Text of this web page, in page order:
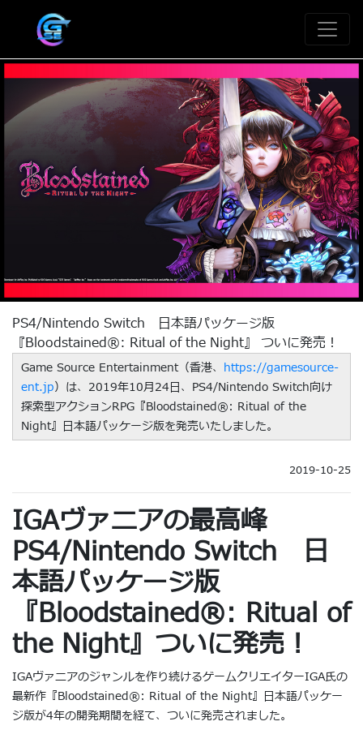
PS4/Nintendo Switch 日本語パッケージ版
『Bloodstained®︎: Ritual of the Night』 ついに発売！
Game Source Entertainment（香港、 https://gamesource-
ent.jp）は、2019年10月24日、PS4/Nintendo Switch向け
探索型アクションRPG『Bloodstained®︎: Ritual of the
Night』日本語パッケージ版を発売いたしました。
2019-10-25
IGAヴァニアの最高峰
PS4/Nintendo Switch 日
本語パッケージ版
『Bloodstained®︎: Ritual of
the Night』ついに発売！
IGAヴァニアのジャンルを作り続けるゲームクリエイターIGA氏の
最新作『Bloodstained®︎: Ritual of the Night』日本語パッケー
ジ版が4年の開発期間を経て、ついに発売されました。